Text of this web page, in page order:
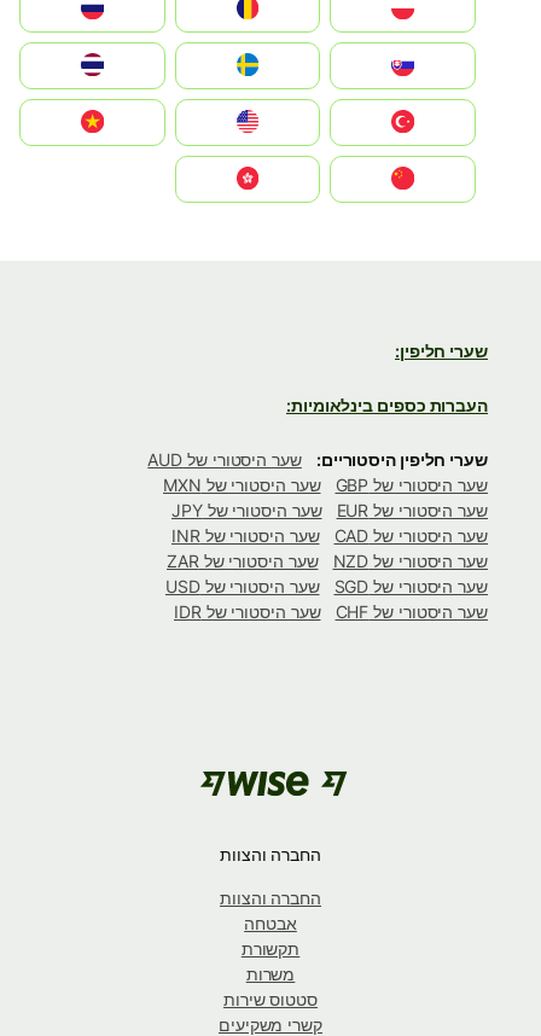
România
Slovensko
United States
Vietnam
שערי חליפין:
העברות כספים בינלאומיות:
שערי חליפין היסטוריים:
שער היסטורי של AUD
שער היסטורי של GBP
שער היסטורי של MXN
שער היסטורי של EUR
שער היסטורי של JPY
שער היסטורי של CAD
שער היסטורי של INR
שער היסטורי של NZD
שער היסטורי של ZAR
שער היסטורי של SGD
שער היסטורי של USD
שער היסטורי של CHF
שער היסטורי של IDR
החברה והצוות
החברה והצוות
אבטחה
תקשורת
משרות
סטטוס שירות
קשרי משקיעים